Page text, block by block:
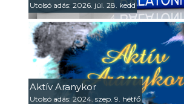
Utolsó adás: 2026. júl. 28. kedd
Aktív Aranykor
Utolsó adás: 2024. szep. 9. hétfő